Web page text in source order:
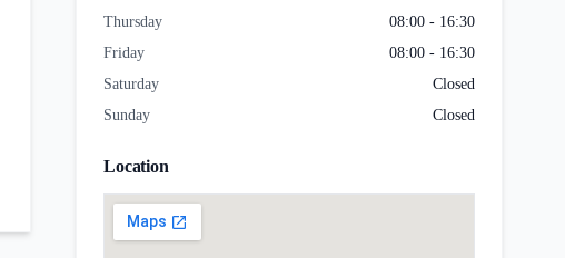
Thursday
08:00 - 16:30
Friday
08:00 - 16:30
Saturday
Closed
Sunday
Closed
Location